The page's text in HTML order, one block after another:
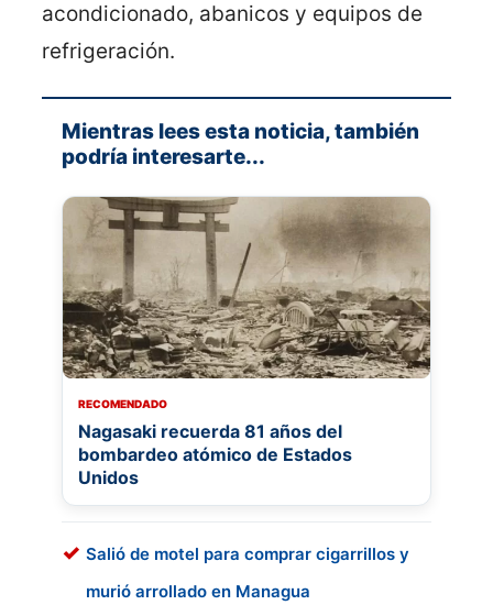
acondicionado, abanicos y equipos de
refrigeración.
Mientras lees esta noticia, también
podría interesarte...
RECOMENDADO
Nagasaki recuerda 81 años del
bombardeo atómico de Estados
Unidos
Salió de motel para comprar cigarrillos y
murió arrollado en Managua